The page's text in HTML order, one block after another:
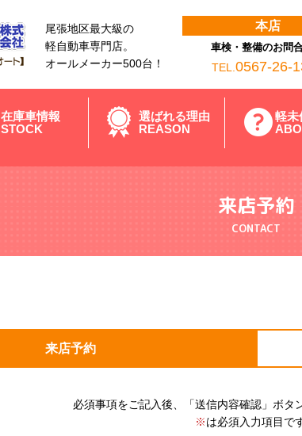
尾張地区最大級の
軽自動車専門店。
オールメーカー500台！
本店
車検・整備のお問
TEL. 0567-26-
在庫車情報
STOCK
選ばれる理由
REASON
軽未
来店予約
CONTACT
来店予約
必須事項をご記入後、「送信内容確認」ボタ
※は必須入力項目で